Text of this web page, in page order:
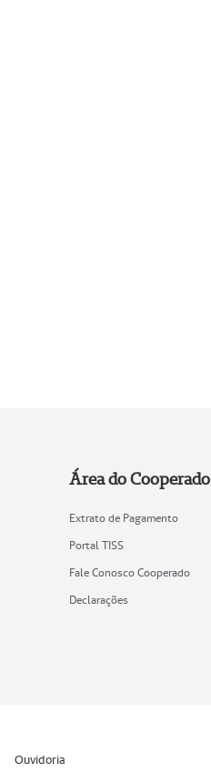
Área do Cooperado
Extrato de Pagamento
Portal TISS
Fale Conosco Cooperado
Declarações
Ouvidoria